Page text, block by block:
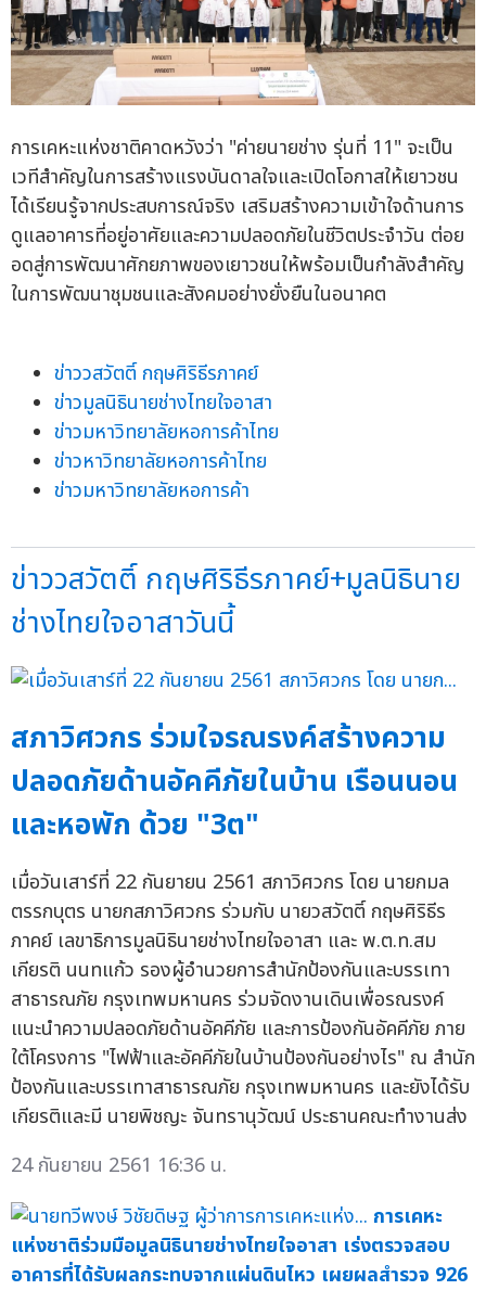
การเคหะแห่งชาติคาดหวังว่า "ค่ายนายช่าง รุ่นที่ 11" จะเป็น
เวทีสำคัญในการสร้างแรงบันดาลใจและเปิดโอกาสให้เยาวชน
ได้เรียนรู้จากประสบการณ์จริง เสริมสร้างความเข้าใจด้านการ
ดูแลอาคารที่อยู่อาศัยและความปลอดภัยในชีวิตประจำวัน ต่อย
อดสู่การพัฒนาศักยภาพของเยาวชนให้พร้อมเป็นกำลังสำคัญ
ในการพัฒนาชุมชนและสังคมอย่างยั่งยืนในอนาคต
ข่าววสวัตติ์ กฤษศิริธีรภาคย์
ข่าวมูลนิธินายช่างไทยใจอาสา
ข่าวมหาวิทยาลัยหอการค้าไทย
ข่าวหาวิทยาลัยหอการค้าไทย
ข่าวมหาวิทยาลัยหอการค้า
ข่าววสวัตติ์ กฤษศิริธีรภาคย์+มูลนิธินาย
ช่างไทยใจอาสาวันนี้
สภาวิศวกร ร่วมใจรณรงค์สร้างความ
ปลอดภัยด้านอัคคีภัยในบ้าน เรือนนอน
และหอพัก ด้วย "3ต"
เมื่อวันเสาร์ที่ 22 กันยายน 2561 สภาวิศวกร โดย นายกมล
ตรรกบุตร นายกสภาวิศวกร ร่วมกับ นายวสวัตติ์ กฤษศิริธีร
ภาคย์ เลขาธิการมูลนิธินายช่างไทยใจอาสา และ พ.ต.ท.สม
เกียรติ นนทแก้ว รองผู้อำนวยการสำนักป้องกันและบรรเทา
สาธารณภัย กรุงเทพมหานคร ร่วมจัดงานเดินเพื่อรณรงค์
แนะนำความปลอดภัยด้านอัคคีภัย และการป้องกันอัคคีภัย ภาย
ใต้โครงการ "ไฟฟ้าและอัคคีภัยในบ้านป้องกันอย่างไร" ณ สำนัก
ป้องกันและบรรเทาสาธารณภัย กรุงเทพมหานคร และยังได้รับ
เกียรติและมี นายพิชญะ จันทรานุวัฒน์ ประธานคณะทำงานส่ง
24 กันยายน 2561 16:36 น.
การเคหะ
แห่งชาติร่วมมือมูลนิธินายช่างไทยใจอาสา เร่งตรวจสอบ
อาคารที่ได้รับผลกระทบจากแผ่นดินไหว เผยผลสำรวจ 926